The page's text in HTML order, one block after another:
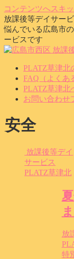
コンテンツへスキ
放課後等デイサー
悩んでいる広島市
ービスです
PLATZ草津北
FAQ（よくあ
PLATZ草津北
お問い合わせ
安全
放課後等デイ
サービス
PLATZ草津北
放
特